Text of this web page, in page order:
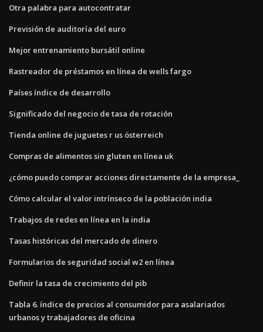
Otra palabra para autocontratar
Previsión de auditoría del euro
Mejor entrenamiento bursátil online
Rastreador de préstamos en línea de wells fargo
Países índice de desarrollo
Significado del negocio de tasa de rotación
Tienda online de juguetes r us österreich
Compras de alimentos sin gluten en línea uk
¿cómo puedo comprar acciones directamente de la empresa_
Cómo calcular el valor intrínseco de la población india
Trabajos de redes en línea en la india
Tasas históricas del mercado de dinero
Formularios de seguridad social w2 en línea
Definir la tasa de crecimiento del pib
Tabla 6. índice de precios al consumidor para asalariados
urbanos y trabajadores de oficina